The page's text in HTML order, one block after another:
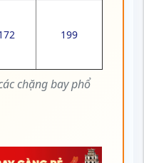
chặng bay phổ
199